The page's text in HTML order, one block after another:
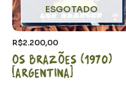
ESGOTADO
R$2.200,00
Os Brazões (1970)
[Argentina]